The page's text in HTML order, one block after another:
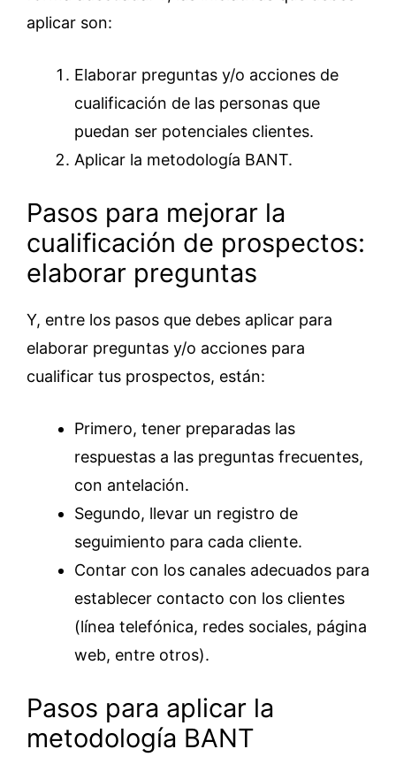
aplicar son:
Elaborar preguntas y/o acciones de
cualificación de las personas que
puedan ser potenciales clientes.
Aplicar la metodología BANT.
Pasos para mejorar la
cualificación de prospectos:
elaborar preguntas
Y, entre los pasos que debes aplicar para
elaborar preguntas y/o acciones para
cualificar tus prospectos, están:
Primero, tener preparadas las
respuestas a las preguntas frecuentes,
con antelación.
Segundo, llevar un registro de
seguimiento para cada cliente.
Contar con los canales adecuados para
establecer contacto con los clientes
(línea telefónica, redes sociales, página
web, entre otros).
Pasos para aplicar la
metodología BANT